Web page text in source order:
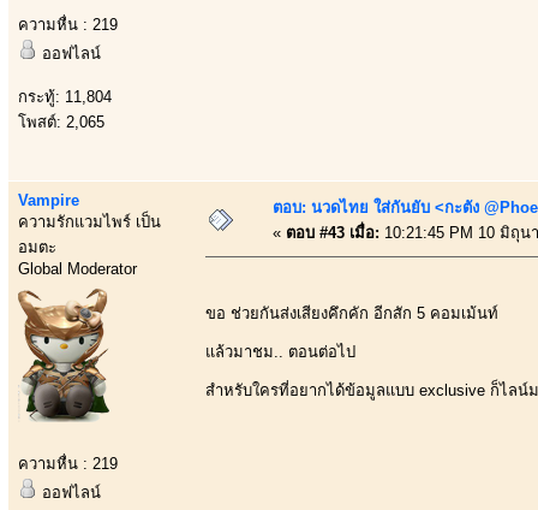
ความหื่น : 219
ออฟไลน์
กระทู้: 11,804
โพสต์: 2,065
Vampire
ความรักแวมไพร์ เป็น
อมตะ
Global Moderator
ความหื่น : 219
ออฟไลน์
ตอบ: นวดไทย ใส่กันยับ <กะตัง
« ตอบ #43 เมื่อ: 10:21:45 PM 10 มิถุน
ขอ ช่วยกันส่งเสียงคึกคัก อีกสัก 5 คอมเม้นท์
แล้วมาชม.. ตอนต่อไป
สำหรับใครที่อยากได้ข้อมูลแบบ exclusive ก็ไลน์